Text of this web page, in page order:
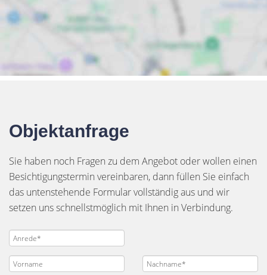
Objektanfrage
Sie haben noch Fragen zu dem Angebot oder wollen einen
Besichtigungstermin vereinbaren, dann füllen Sie einfach
das untenstehende Formular vollständig aus und wir
setzen uns schnellstmöglich mit Ihnen in Verbindung.